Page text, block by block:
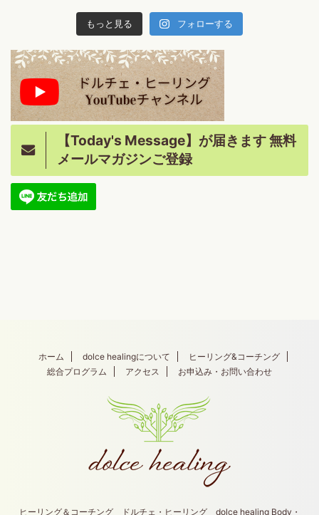
もっと見る フォローする
【Today's Message】が届きます 無料
メールマガジンご登録
ホーム dolce healingについて
ヒーリング&コーチング
総合プログラム
アクセス お申込み・お問い合わせ
ヒーリング＆コーチング ドルチェ・ヒーリング dolce healing Body・